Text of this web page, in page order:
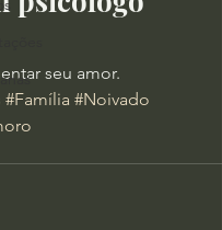
seu amor.
#Família #Noivado